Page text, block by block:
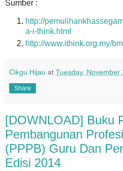
Sumber :
http://
a-i-think.html
http://www.ithink.org.my/
Cikgu Hijau at Tuesday, November
Share
[DOWNLOAD] Buku
Pembangunan
(PPPB) Guru Dan
Edisi 2014